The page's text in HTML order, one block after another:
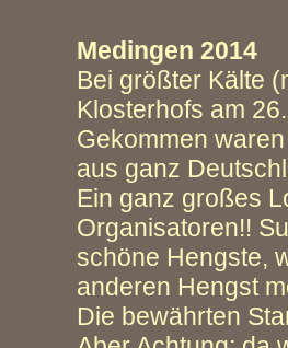
Medingen 2014
Bei größter Kälte
Klosterhofs am
Gekommen
aus ganz
Ein ganz großes
Organisatoren!!
schöne Hengste,
anderen Hengst
Die bewährten